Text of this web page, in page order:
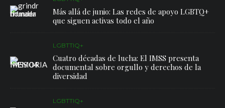
Más allá de junio: Las redes de apoyo LGBTQ+
que siguen activas todo el año
LGBTTIQ+
Cuatro décadas de lucha: El IMSS presenta
documental sobre orgullo y derechos de la
diversidad
LGBTTIQ+